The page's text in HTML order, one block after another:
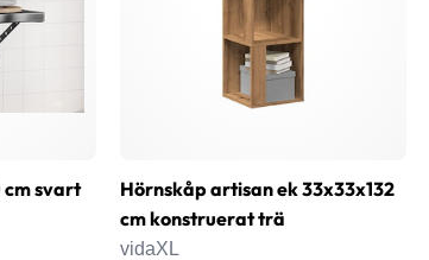
cm svart
Hörnskåp artisan ek 33x33x132
cm konstruerat trä
vidaXL